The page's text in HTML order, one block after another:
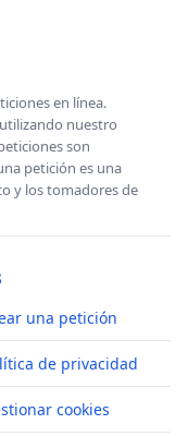
en línea.
nuestro
son
petición es una
y los tomadores de
una petición
de privacidad
cookies